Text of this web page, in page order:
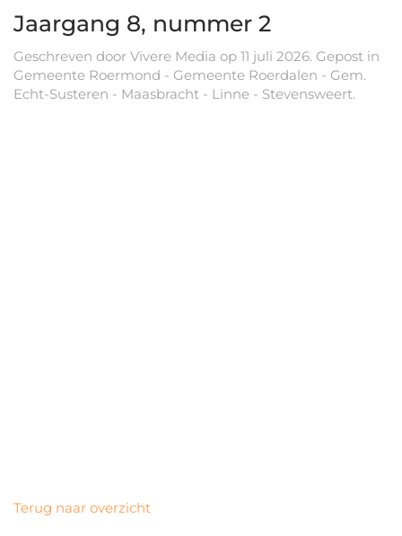
Jaargang 8, nummer 2
Geschreven door Vivere Media op 11 juli 2026. Gepost in
Gemeente Roermond - Gemeente Roerdalen - Gem.
Echt-Susteren - Maasbracht - Linne - Stevensweert.
Terug naar overzicht